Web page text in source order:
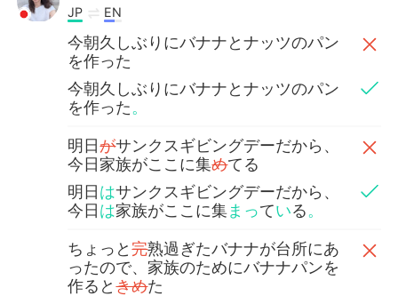
JP EN
今朝久しぶりにバナナとナッツのパン
を作った
今朝久しぶりにバナナとナッツのパン
を作った。
明日がサンクスギビングデーだから、
今日家族がここに集めてる
明日はサンクスギビングデーだから、
今日は家族がここに集まっている。
ちょっと完熟過ぎたバナナが台所にあ
ったので、家族のためにバナナパンを
作るときめた